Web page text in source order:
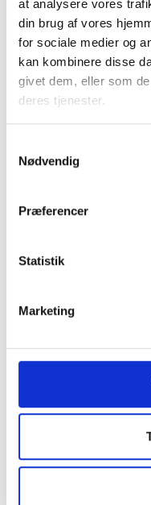
at analysere vores
din brug af vores
for sociale medier og
kan kombinere disse
givet dem, eller som
deres tjenester.
Nødvendig
Præferencer
Statistik
Marketing
Bent Madsen
Adm. direktør
Kontakt